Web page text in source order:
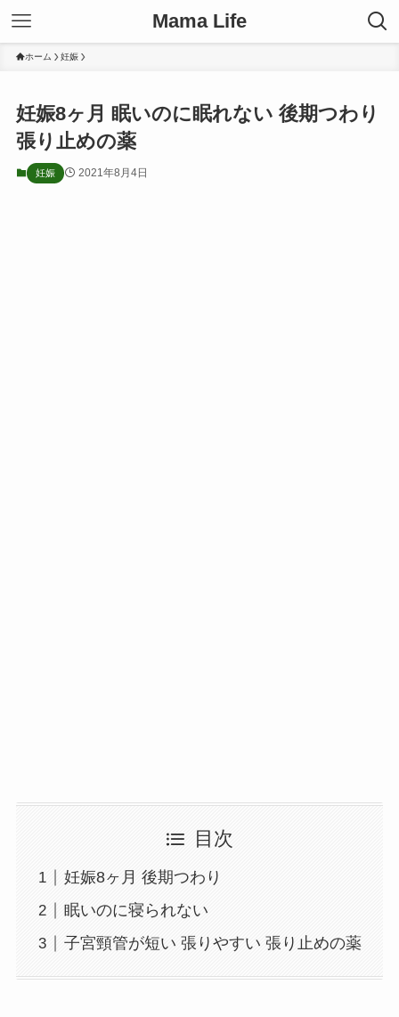
Mama Life
ホーム 妊娠
妊娠8ヶ月 眠いのに眠れない 後期つわり
張り止めの薬
妊娠 2021年8月4日
目次
妊娠8ヶ月 後期つわり
眠いのに寝られない
子宮頸管が短い 張りやすい 張り止めの薬